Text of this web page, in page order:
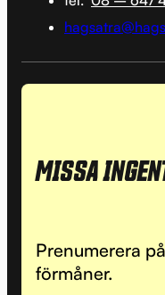
MISSA
Prenumerera
förmåner.